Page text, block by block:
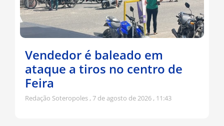
Vendedor é baleado em
ataque a tiros no centro de
Feira
Redação Soteropoles 7 de agosto de 2026 11:43